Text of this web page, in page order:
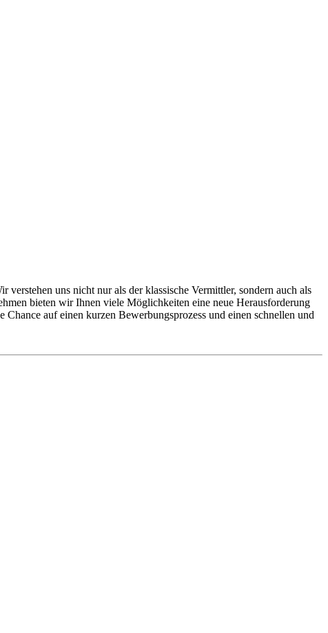
uns nicht nur als der klassische Vermittler, sondern auch als
bieten wir Ihnen viele Möglichkeiten eine neue Herausforderung
auf einen kurzen Bewerbungsprozess und einen schnellen und